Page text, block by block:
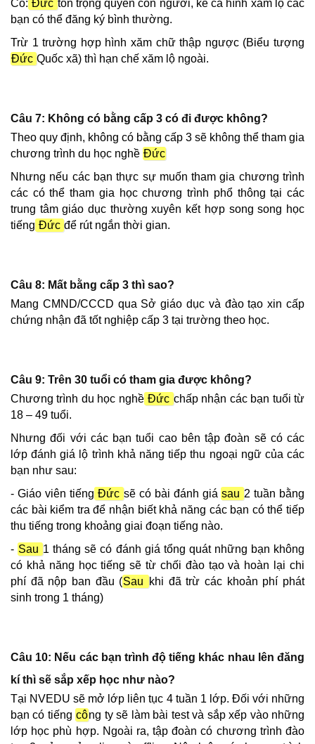
Có: Đức tôn trọng quyền con người, kể cả hình xăm lộ các
bạn có thể đăng ký bình thường.
Trừ 1 trường hợp hình xăm chữ thập ngược (Biểu tượng
Đức Quốc xã) thì hạn chế xăm lộ ngoài.
Câu 7: Không có bằng cấp 3 có đi được không?
Theo quy định, không có bằng cấp 3 sẽ không thể tham gia
chương trình du học nghề Đức
Nhưng nếu các bạn thực sự muốn tham gia chương trình
các có thể tham gia học chương trình phổ thông tại các
trung tâm giáo dục thường xuyên kết hợp song song học
tiếng Đức để rút ngắn thời gian.
Câu 8: Mất bằng cấp 3 thì sao?
Mang CMND/CCCD qua Sở giáo dục và đào tạo xin cấp
chứng nhận đã tốt nghiệp cấp 3 tại trường theo học.
Câu 9: Trên 30 tuổi có tham gia được không?
Chương trình du học nghề Đức chấp nhận các bạn tuổi từ
18 – 49 tuổi.
Nhưng đối với các bạn tuổi cao bên tập đoàn sẽ có các
lớp đánh giá lộ trình khả năng tiếp thu ngoại ngữ của các
bạn như sau:
- Giáo viên tiếng Đức sẽ có bài đánh giá sau 2 tuần bằng
các bài kiểm tra để nhận biết khả năng các bạn có thể tiếp
thu tiếng trong khoảng giai đoạn tiếng nào.
- Sau 1 tháng sẽ có đánh giá tổng quát những bạn không
có khả năng học tiếng sẽ từ chối đào tạo và hoàn lại chi
phí đã nộp ban đầu (Sau
khi đã trừ các khoản phí phát
sinh trong 1 tháng)
Câu 10: Nếu các bạn trình độ tiếng khác nhau lên đăng
kí thì sẽ sắp xếp học như nào?
Tại NVEDU sẽ mở lớp liên tục 4 tuần 1 lớp. Đối với những
bạn có tiếng công ty sẽ làm bài test và sắp xếp vào những
lớp học phù hợp. Ngoài ra, tập đoàn có chương trình đào